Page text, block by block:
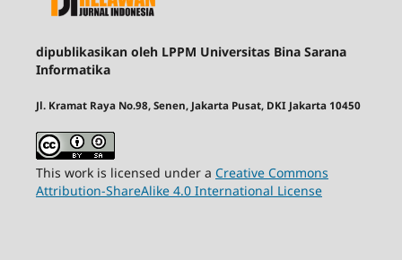
dipublikasikan oleh LPPM Universitas Bina Sarana
Informatika
Jl. Kramat Raya No.98, Senen, Jakarta Pusat, DKI Jakarta 10450
This work is licensed under a Creative Commons
Attribution-ShareAlike 4.0 International License